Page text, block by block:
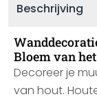
Beschrijving
Bloem van
Decoreer je
van hout.